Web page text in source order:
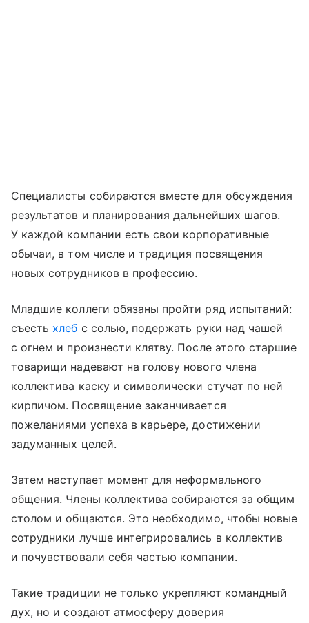
Специалисты собираются вместе для обсуждения
результатов и планирования дальнейших шагов.
У каждой компании есть свои корпоративные
обычаи, в том числе и традиция посвящения
новых сотрудников в профессию.
Младшие коллеги обязаны пройти ряд испытаний:
съесть хлеб с солью, подержать руки над чашей
с огнем и произнести клятву. После этого старшие
товарищи надевают на голову нового члена
коллектива каску и символически стучат по ней
кирпичом. Посвящение заканчивается
пожеланиями успеха в карьере, достижении
задуманных целей.
Затем наступает момент для неформального
общения. Члены коллектива собираются за общим
столом и общаются. Это необходимо, чтобы новые
сотрудники лучше интегрировались в коллектив
и почувствовали себя частью компании.
Такие традиции не только укрепляют командный
дух, но и создают атмосферу доверия